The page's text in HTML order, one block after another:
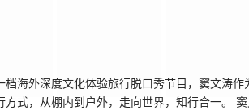
外深度文化体验旅行脱口秀节目，窦文涛作
式，从棚内到户外，走向世界，知行合一。